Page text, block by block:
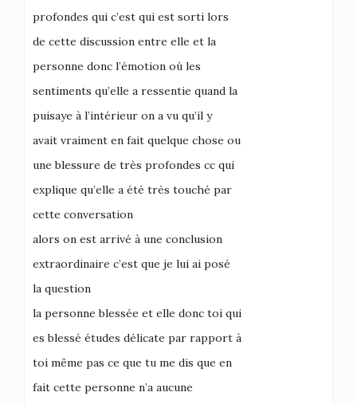
profondes qui c’est qui est sorti lors
de cette discussion entre elle et la
personne donc l’émotion où les
sentiments qu’elle a ressentie quand la
puisaye à l’intérieur on a vu qu’il y
avait vraiment en fait quelque chose ou
une blessure de très profondes cc qui
explique qu’elle a été très touché par
cette conversation
alors on est arrivé à une conclusion
extraordinaire c’est que je lui ai posé
la question
la personne blessée et elle donc toi qui
es blessé études délicate par rapport à
toi même pas ce que tu me dis que en
fait cette personne n’a aucune